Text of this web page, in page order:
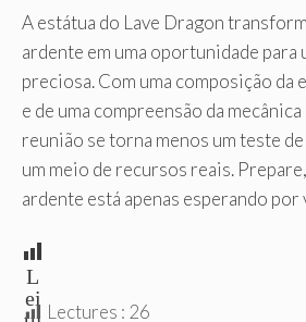
A estátua do Lave Dragon
ardente em uma oportunidade para
preciosa. Com uma composição da
e de uma compreensão da
reunião se torna menos um teste
um meio de recursos reais.
ardente está apenas esperando por
L
ei
tu Lectures : 26